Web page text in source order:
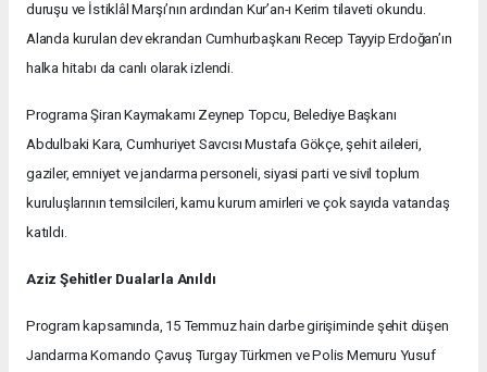
duruşu ve İstiklâl Marşı’nın ardından Kur’an-ı Kerim tilaveti okundu.
Alanda kurulan dev ekrandan Cumhurbaşkanı Recep Tayyip Erdoğan’ın
halka hitabı da canlı olarak izlendi.
Programa Şiran Kaymakamı Zeynep Topcu, Belediye Başkanı
Abdulbaki Kara, Cumhuriyet Savcısı Mustafa Gökçe, şehit aileleri,
gaziler, emniyet ve jandarma personeli, siyasi parti ve sivil toplum
kuruluşlarının temsilcileri, kamu kurum amirleri ve çok sayıda vatandaş
katıldı.
Aziz Şehitler Dualarla Anıldı
Program kapsamında, 15 Temmuz hain darbe girişiminde şehit düşen
Jandarma Komando Çavuş Turgay Türkmen ve Polis Memuru Yusuf